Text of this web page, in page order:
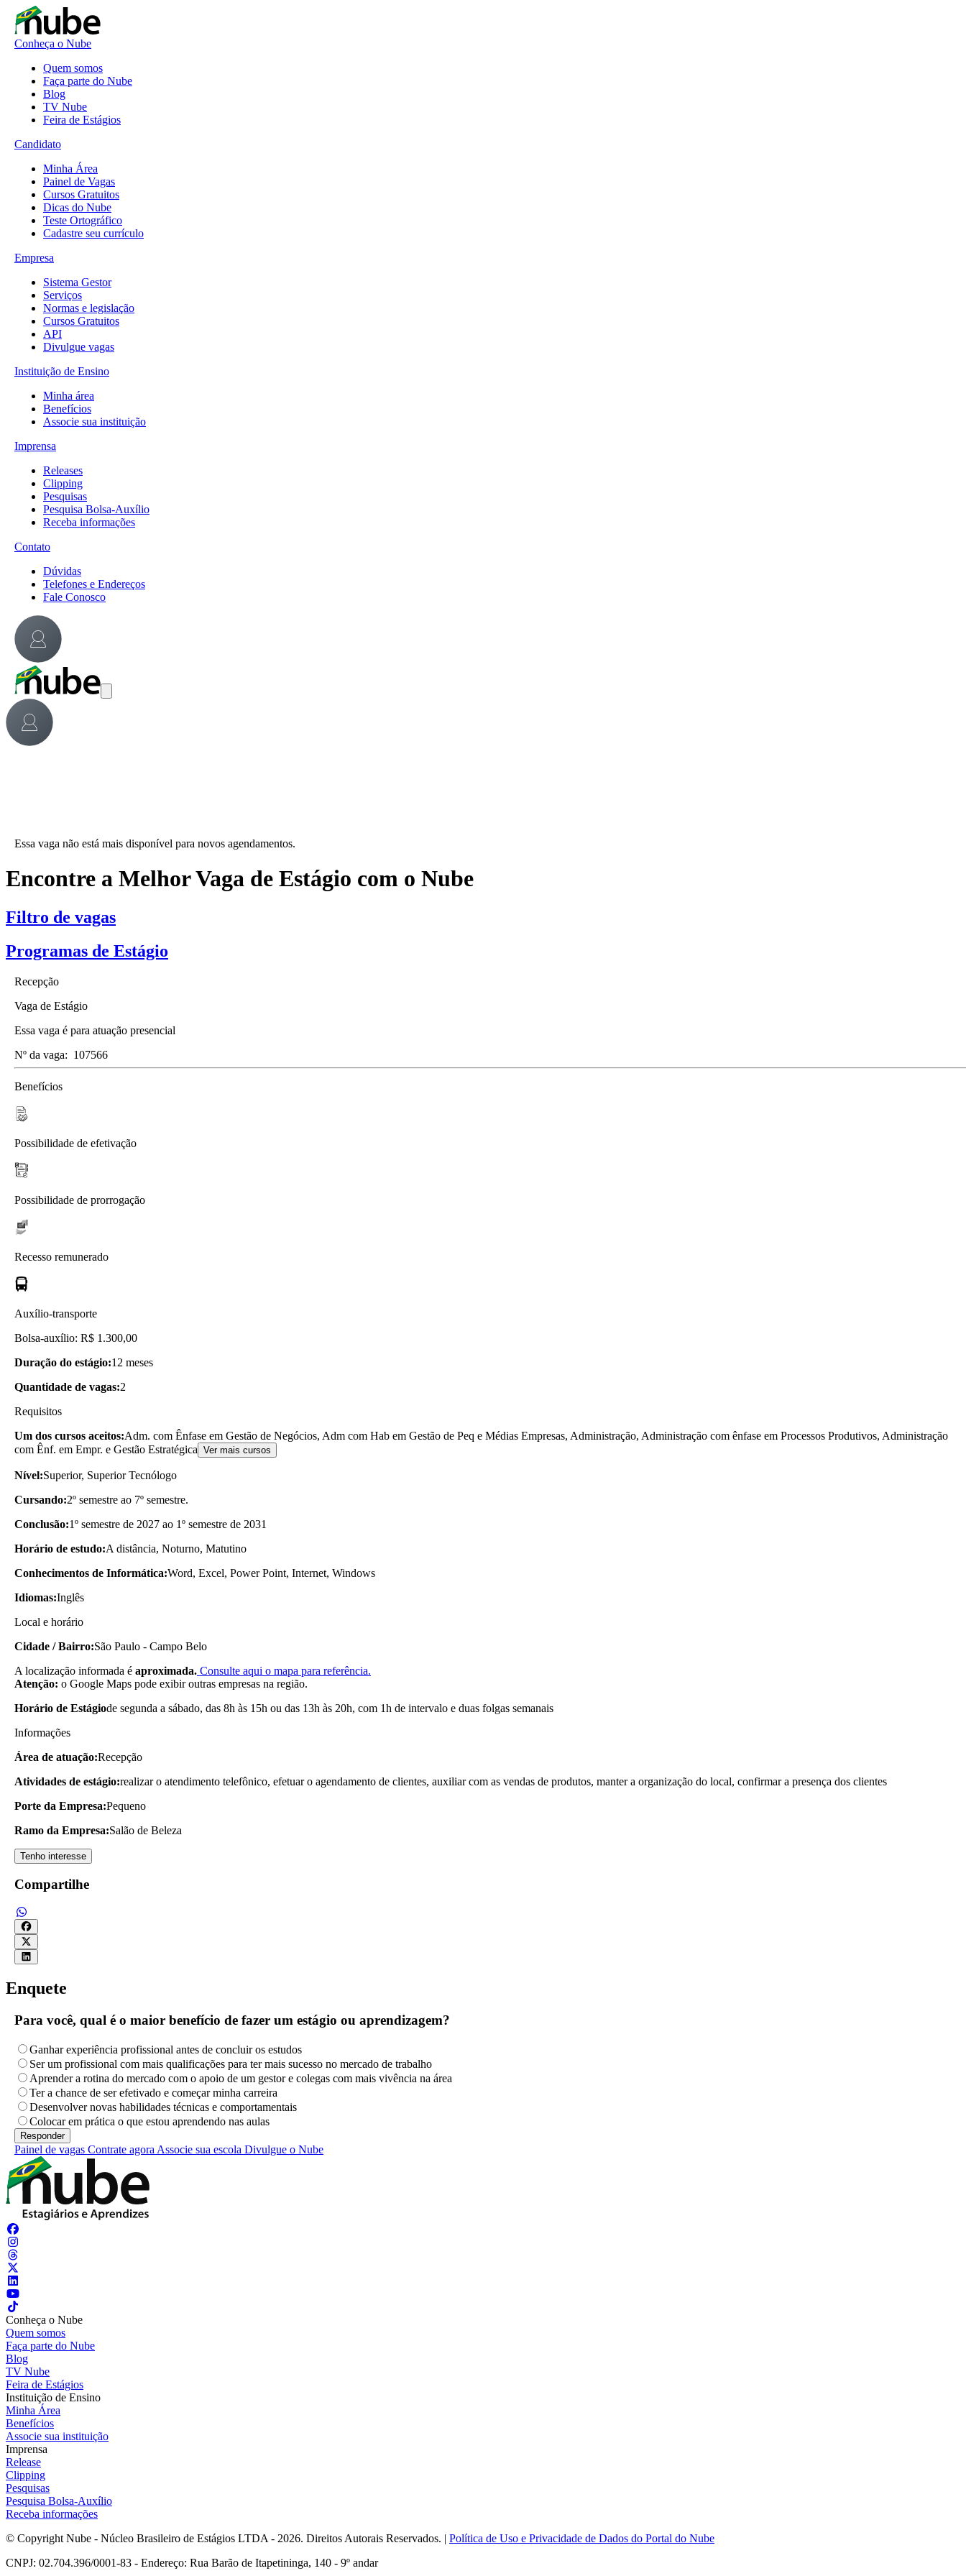
Conheça o Nube
Quem somos
Faça parte do Nube
Blog
TV Nube
Feira de Estágios
Candidato
Minha Área
Painel de Vagas
Cursos Gratuitos
Dicas do Nube
Teste Ortográfico
Cadastre seu currículo
Empresa
Sistema Gestor
Serviços
Normas e legislação
Cursos Gratuitos
API
Divulgue vagas
Instituição de Ensino
Minha área
Benefícios
Associe sua instituição
Imprensa
Releases
Clipping
Pesquisas
Pesquisa Bolsa-Auxílio
Receba informações
Contato
Dúvidas
Telefones e Endereços
Fale Conosco
Essa vaga não está mais disponível para novos agendamentos.
Encontre a Melhor Vaga de Estágio com o Nube
Filtro de vagas
Programas de Estágio
Recepção
Vaga de Estágio
Essa vaga é para atuação presencial
Nº da vaga: 107566
Benefícios
Possibilidade de efetivação
Possibilidade de prorrogação
Recesso remunerado
Auxílio-transporte
Bolsa-auxílio: R$ 1.300,00
Duração do estágio:12 meses
Quantidade de vagas:2
Requisitos
Um dos cursos aceitos:Adm. com Ênfase em Gestão de Negócios, Adm com Hab em Gestão de Peq e Médias Empresas, Administração, Administração com ênfase em Processos Produtivos, Administração
com Ênf. em Empr. e Gestão Estratégica Ver mais cursos
Nível:Superior, Superior Tecnólogo
Cursando:2º semestre ao 7º semestre.
Conclusão:1º semestre de 2027 ao 1º semestre de 2031
Horário de estudo:A distância, Noturno, Matutino
Conhecimentos de Informática:Word, Excel, Power Point, Internet, Windows
Idiomas:Inglês
Local e horário
Cidade / Bairro:São Paulo - Campo Belo
A localização informada é aproximada. Consulte aqui o mapa para referência.
Atenção: o Google Maps pode exibir outras empresas na região.
Horário de Estágiode segunda a sábado, das 8h às 15h ou das 13h às 20h, com 1h de intervalo e duas folgas semanais
Informações
Área de atuação:Recepção
Atividades de estágio:realizar o atendimento telefônico, efetuar o agendamento de clientes, auxiliar com as vendas de produtos, manter a organização do local, confirmar a presença dos clientes
Porte da Empresa:Pequeno
Ramo da Empresa:Salão de Beleza
Tenho interesse
Compartilhe
Enquete
Para você, qual é o maior benefício de fazer um estágio ou aprendizagem?
Ganhar experiência profissional antes de concluir os estudos
Ser um profissional com mais qualificações para ter mais sucesso no mercado de trabalho
Aprender a rotina do mercado com o apoio de um gestor e colegas com mais vivência na área
Ter a chance de ser efetivado e começar minha carreira
Desenvolver novas habilidades técnicas e comportamentais
Colocar em prática o que estou aprendendo nas aulas
Painel de vagas Contrate agora Associe sua escola Divulgue o Nube
Conheça o Nube
Quem somos
Faça parte do Nube
Blog
TV Nube
Feira de Estágios
Instituição de Ensino
Minha Área
Benefícios
Associe sua instituição
Imprensa
Release
Clipping
Pesquisas
Pesquisa Bolsa-Auxílio
Receba informações
© Copyright Nube - Núcleo Brasileiro de Estágios LTDA - 2026. Direitos Autorais Reservados. | Política de Uso e Privacidade de Dados do Portal do Nube
CNPJ: 02.704.396/0001-83 - Endereço: Rua Barão de Itapetininga, 140 - 9º andar